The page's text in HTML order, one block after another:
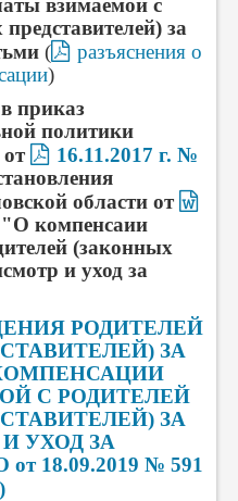
взимаемой с
за
(
разъяснения о
)
приказ
политики
16.11.2017 г. №
области от
"О компенсаии
(законных
и уход за
РОДИТЕЛЕЙ
ЗА
С РОДИТЕЛЕЙ
ЗА
УХОД ЗА
18.09.2019 № 591
)